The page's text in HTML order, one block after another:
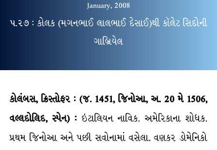
January, 2008
૫.૨૭ : કોલક (મગનભાઈ લાલભાઈ દેસાઈ)થી કૉલેટ સિદોની
ગાબ્રિયેલ
કોલંબસ, ક્રિસ્તોફર : (જ. 1451, જિનોઆ, અ. 20 મે 1506,
વલ્લદોલિદ, સ્પેન) : ઇટાલિયન નાવિક. અમેરિકાના શોધક.
પ્રથમ જિનોઆ અને પછી સવોનામાં વસેલા. વણકર ડોમેનિકો